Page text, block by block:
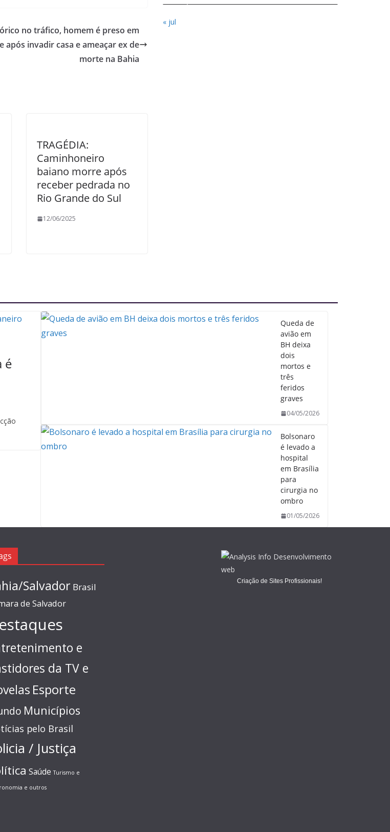
no tráfico, homem é preso em
após invadir casa e ameaçar ex de
morte na Bahia
TRAGÉDIA:
Caminhoneiro
baiano morre após
receber pedrada no
Rio Grande do Sul
12/06/2025
« jul
é
Queda de
avião em
BH deixa
dois
mortos e
três
feridos
graves
04/05/2026
Bolsonaro
é levado a
hospital
em Brasília
para
cirurgia no
ombro
01/05/2026
Salvador Brasil
de Salvador
e
da TV e
Esporte
Municípios
pelo Brasil
/ Justiça
Saúde Turismo e
e outros
Criação de Sites Profissionais!